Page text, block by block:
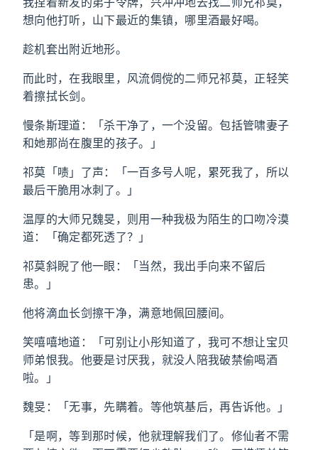
想向他打听，山下最近的集镇，哪里酒最好喝。
趁机套出附近地形。
而此时，在我眼里，风流倜傥的二师兄祁莫，正轻笑
着擦拭长剑。
慢条斯理道：「杀干净了，一个没留。包括管啸妻子
和她那尚在腹里的孩子。」
祁莫「啧」了声：「一百多号人呢，累死我了，所以
最后干脆用冰刺了。」
温厚的大师兄魏旻，则用一种我极为陌生的口吻冷漠
道：「确定都死透了？」
祁莫斜睨了他一眼：「当然，我出手向来不留后
患。」
他将滴血长剑擦干净，满意地佩回腰间。
笑嘻嘻地道：「可别让小彤知道了，我可不想让宝贝
师弟恨我。他要是讨厌我，就没人陪我破禁偷喝酒
啦。」
魏旻：「无事，先瞒着。等他筑基后，再告诉他。」
「是啊，等到那时候，他就理解我们了。修仙者不需